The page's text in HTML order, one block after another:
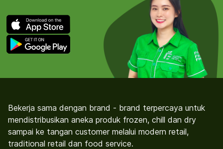
Bekerja sama dengan brand - brand terpercaya untuk
mendistribusikan aneka produk frozen, chill dan dry
sampai ke tangan customer melalui modern retail,
traditional retail dan food service.